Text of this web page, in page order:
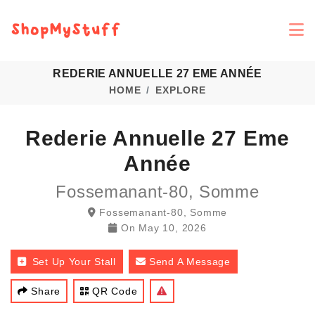
REDERIE ANNUELLE 27 EME ANNÉE
HOME EXPLORE
Rederie Annuelle 27 Eme
Année
Fossemanant-80, Somme
Fossemanant-80, Somme
On May 10, 2026
Set Up Your Stall Send A Message
Share QR Code